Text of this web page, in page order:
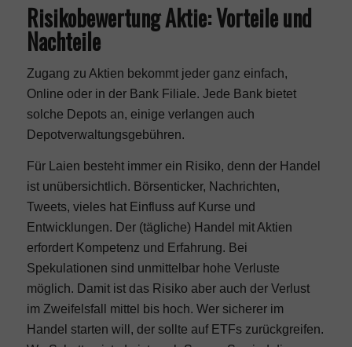
Risikobewertung Aktie: Vorteile und
Nachteile
Zugang zu Aktien bekommt jeder ganz einfach,
Online oder in der Bank Filiale. Jede Bank bietet
solche Depots an, einige verlangen auch
Depotverwaltungsgebühren.
Für Laien besteht immer ein Risiko, denn der Handel
ist unübersichtlich. Börsenticker, Nachrichten,
Tweets, vieles hat Einfluss auf Kurse und
Entwicklungen. Der (tägliche) Handel mit Aktien
erfordert Kompetenz und Erfahrung. Bei
Spekulationen sind unmittelbar hohe Verluste
möglich. Damit ist das Risiko aber auch der Verlust
im Zweifelsfall mittel bis hoch. Wer sicherer im
Handel starten will, der sollte auf ETFs zurückgreifen.